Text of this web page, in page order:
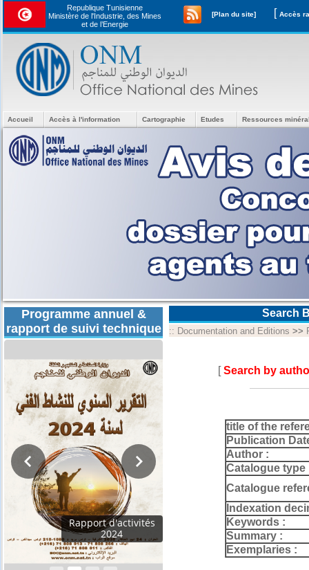
Republique Tunisienne
Ministère de l'Industrie, des Mines
et de l’Energie
[Plan du site] [
Accueil Accès à l'information Cartographie Etudes Ressources
Programme annuel &
rapport de suivi technique
Rapport d'activités
2024
Search
:: Documentation and Editions >>
[Search by
title of the
Publication
Author :
Catalogue type
Catalogue
Indexation
Keywords :
Summary :
Exemplaries :